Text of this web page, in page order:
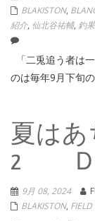
BLAKISTON,
紹介, 仙北谷祐輔, 釣
「二兎追う者は
のは毎年9月下旬
夏はあ
2 Ｄ3
9月 08, 2024
BLAKISTON, FIELD